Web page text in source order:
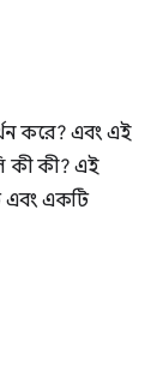
করে? এবং এই
কী কী? এই
এবং একটি